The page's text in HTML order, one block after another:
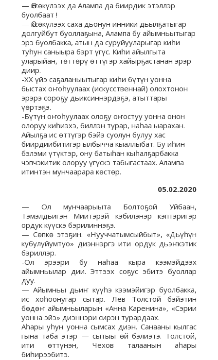
— Өксөкүлээх да Алампа да биирдик этэллэр
буолбаат !
— Өксөкүлээх саха дьонун инники дьылҕатыгар
долгуйбут буоллаҕына, Алампа бу айымньытыгар
эрэ буолбакка, атын да суруйууларыгар киһи
туһун саныыра бэрт үгүс. Киһи айылгыта
уларыйан, төттөрү өттүгэр хайырҕастанан эрэр
диир.
-ХХ үйэ саҕаланыытыгар киһи бүтүн уонна
быстах оҥоһуулаах (искусственнай) олохтонон
эрэрэ сороҕу дьиксиннэрдэҕэ, атыттары
үөртэҕэ.
-Бүтүн оҥоһуулаах олоҕу оҥостуу уонна онон
олоруу киһиэхэ, биллэн турар, наһаа ыарахан.
Айылҕа ис өттүгэр бэйэ суолун булуу хас
биирдиибитигэр ылбычча кыаллыбат. Бу иһин
бэлэми үтүктэр, ону батыһан кыһалҕарбакка
чэпчэкитик олоруу үгүскэ табыгастаах. Алампа
итинтэн мунчаарара көстөр.
05.02.2020
— Ол мунчаарыыта Болтоҕой Уйбаан,
Тэмэлдьигэн Миитэрэй кэбилэнэр кэптэригэр
ордук күүскэ бэрилиннэҕэ.
— Сөпкө этэҕин. «Нууччатымсыйбыт», «Дьүһүн
кубулуйумтуо» диэннэргэ ити ордук дьэҥкэтик
бэриллэр.
-Ол эрээри бу наһаа кыра кээмэйдээх
айымньылар дии. Эттээх соҕус эбитэ буоллар
дуу.
— Айымньы дьиҥ күүһэ кээмэйигэр буолбакка,
ис хоһоонугар сытар. Лев Толстой бэйэтин
бөдөҥ айымньыларын «Анна Каренина», «Сэрии
уонна эйэ» диэннэри сирэн турардаах.
Аһары уһун уонна сымсах диэн. Санааны кылгас
гына таба этэр — сытыы өй бэлиэтэ. Толстой,
ити өттүнэн, Чехов талаанын аһары
биһирээбитэ.